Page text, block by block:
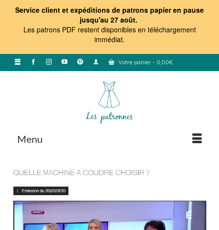
Service client et expéditions de patrons papier en pause
jusqu'au 27 août.
Les patrons PDF restent disponibles en téléchargement
immédiat.
Votre panier - 0,00€
Menu